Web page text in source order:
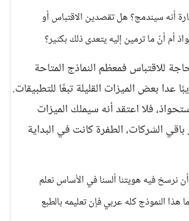
أنه سيندمج؟ هل تقصدين الاقتباس أو
أم أنّ ما ترمين إليه يتعدى ذلك بكثير؟
للاقتباس فمعظم النماذج المتاحة
عدا بعض الميزات القليلة تبعًا للتطبيقات.
فلا اعتقد أنه سيملك الميزات
باقي الشركات، الطفرة كانت في البداية
نرسخ فيه هويتنا ألسنا في الأساس نعلم
هذا النموذج كله عربي فإن تعليمه بالطبع